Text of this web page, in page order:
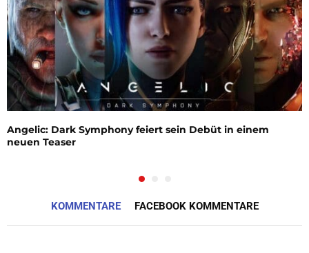
Angelic: Dark Symphony feiert sein Debüt in einem
neuen Teaser
KOMMENTARE FACEBOOK KOMMENTARE